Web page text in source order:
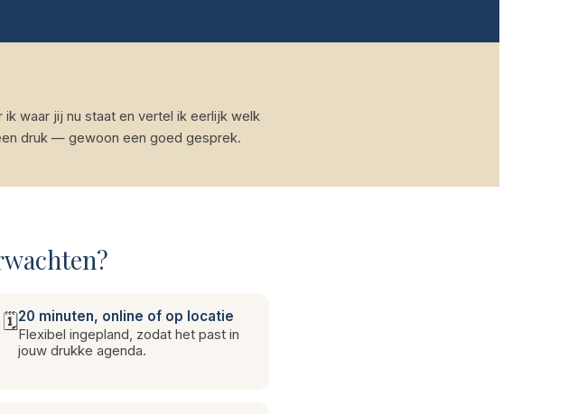
waar jij nu staat en vertel ik eerlijk welk
druk — gewoon een goed gesprek.
🗓️20 minuten, online of op locatie
Flexibel ingepland, zodat het past in
jouw drukke agenda.